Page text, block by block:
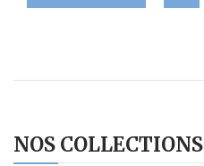
NOS COLLECTIONS